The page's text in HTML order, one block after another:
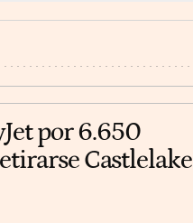
por 6.650
Castlelake